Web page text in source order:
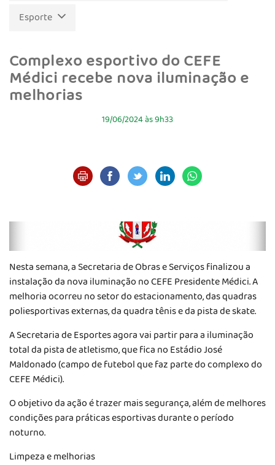
Esporte
Complexo esportivo do CEFE
Médici recebe nova iluminação e
melhorias
19/06/2024 às 9h33
Nesta semana, a Secretaria de Obras e Serviços finalizou a
instalação da nova iluminação no CEFE Presidente Médici. A
melhoria ocorreu no setor do estacionamento, das quadras
poliesportivas externas, da quadra tênis e da pista de skate.
A Secretaria de Esportes agora vai partir para a iluminação
total da pista de atletismo, que fica no Estádio José
Maldonado (campo de futebol que faz parte do complexo do
CEFE Médici).
O objetivo da ação é trazer mais segurança, além de melhores
condições para práticas esportivas durante o período
noturno.
Limpeza e melhorias